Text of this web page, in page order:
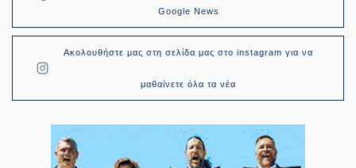
Google News
Ακολουθήστε μας στη σελίδα μας στο instagram για να
μαθαίνετε όλα τα νέα